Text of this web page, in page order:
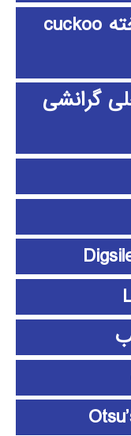
الگوریتم جستجوی فاخته cuckoo
گرانشی